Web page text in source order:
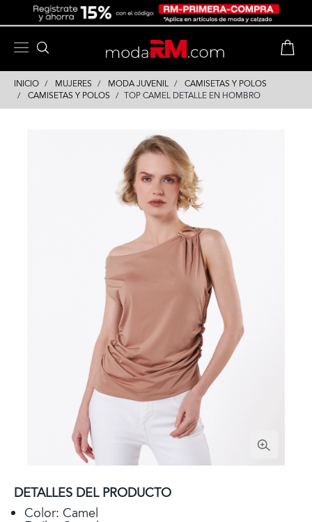
INICIO MUJERES MODA JUVENIL
CAMISETAS Y POLOS
CAMISETAS Y POLOS
TOP CAMEL DETALLE EN HOMBRO
DETALLES DEL PRODUCTO
Color: Camel